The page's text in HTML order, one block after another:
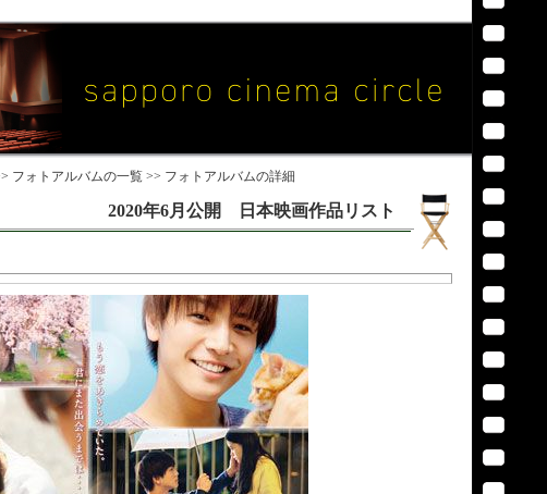
フォトアルバムの一覧 >> フォトアルバムの詳細
2020年6月公開 日本映画作品リスト